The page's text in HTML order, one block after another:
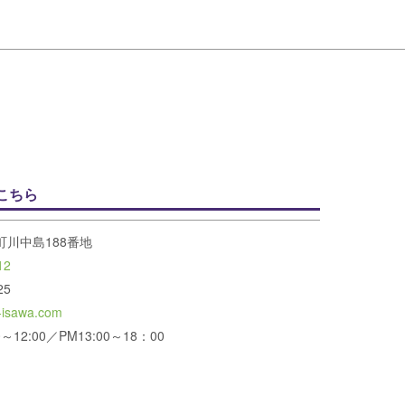
ちら
川中島188番地
12:00／PM13:00～18：00